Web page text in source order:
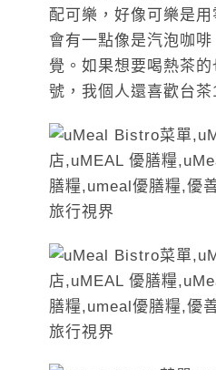
配可樂，好像可樂是
會有一點像是汽泡咖
覺。如果想要喝熱茶
號，我個人還喜歡台茶